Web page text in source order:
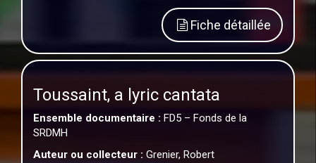
Fiche détaillée
Toussaint, a lyric cantata
Ensemble documentaire : FD5 – Fonds de la
SRDMH
Auteur ou collecteur : Grenier, Robert